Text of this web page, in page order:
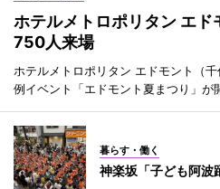
ホテルメトロポリタン エ
750人来場
ホテルメトロポリタン エドモント（
例イベント「エドモント夏まつり」が
暮らす・働く
神楽坂「子ども阿波